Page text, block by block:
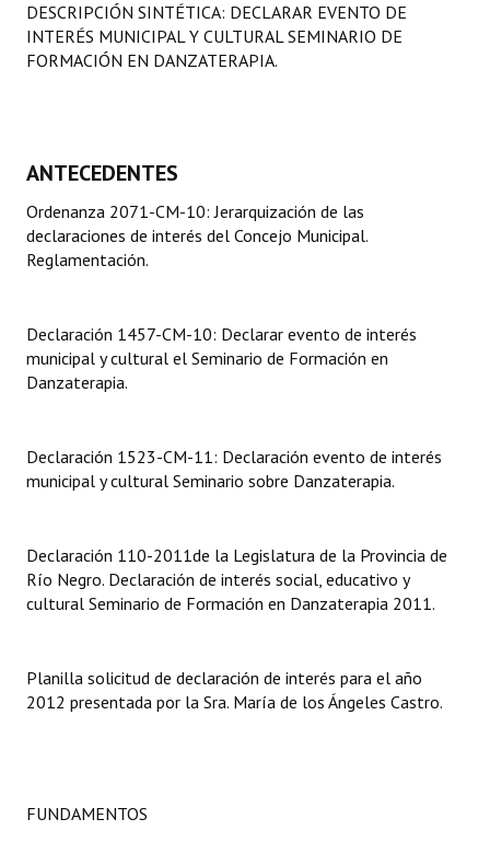
LEGISLACIÓN
Carta Orgánica 2007
Reglamento Interno
Digesto
DOCUMENTOS
Proyectos Presentados
Actas de Sesión
Informes de Unidad Coordinadora
Actas de Audiencias Públicas
DESCRIPCIÓN SINTÉTICA: DECLARAR EVENTO DE
INTERÉS MUNICIPAL Y CULTURAL SEMINARIO DE
FORMACIÓN EN DANZATERAPIA.
ANTECEDENTES
Ordenanza 2071-CM-10: Jerarquización de las
declaraciones de interés del Concejo Municipal.
Reglamentación.
Declaración 1457-CM-10: Declarar evento de interés
municipal y cultural el Seminario de Formación en
Danzaterapia.
Declaración 1523-CM-11: Declaración evento de interés
municipal y cultural Seminario sobre Danzaterapia.
Declaración 110-2011de la Legislatura de la Provincia de
Río Negro. Declaración de interés social, educativo y
cultural Seminario de Formación en Danzaterapia 2011.
Planilla solicitud de declaración de interés para el año
2012 presentada por la Sra. María de los Ángeles Castro.
FUNDAMENTOS